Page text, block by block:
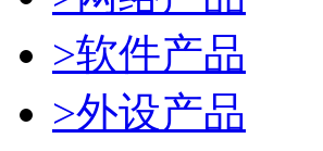
>软件产品
>外设产品